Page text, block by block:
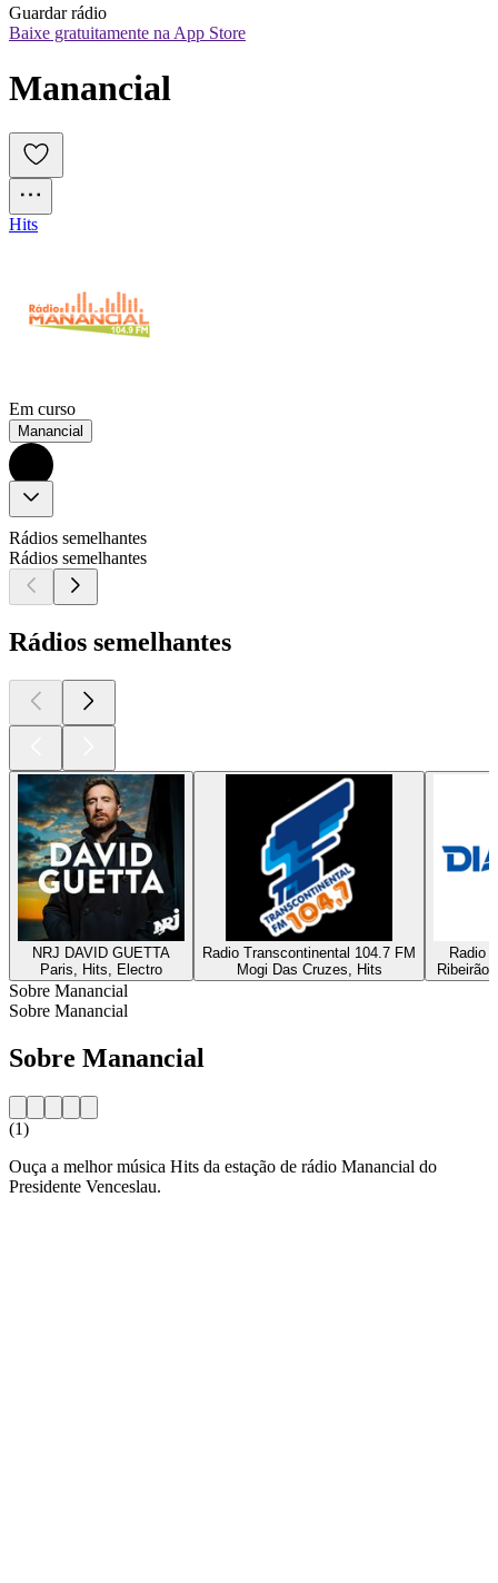
Guardar rádio
Baixe gratuitamente na App Store
Manancial
Hits
Em curso
Manancial
Rádios semelhantes
Rádios semelhantes
Rádios semelhantes
NRJ DAVID GUETTA
Paris, Hits, Electro
Radio Transcontinental 104.7 FM
Mogi Das Cruzes, Hits
Radio
Ribeirão
Sobre Manancial
Sobre Manancial
Sobre Manancial
(1)
Ouça a melhor música Hits da estação de rádio Manancial do
Presidente Venceslau.